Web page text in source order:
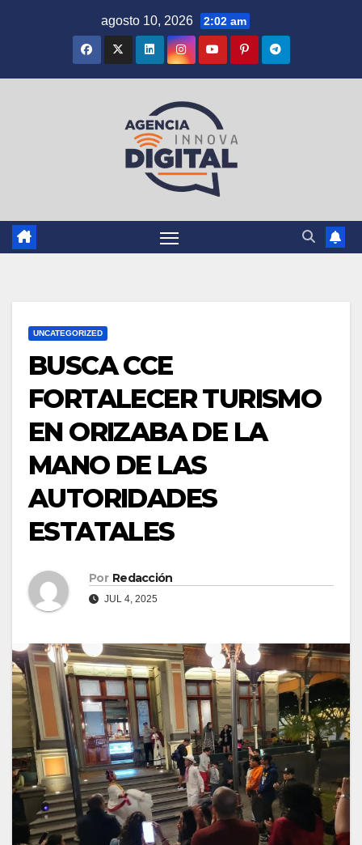
agosto 10, 2026 2:02 am
UNCATEGORIZED
BUSCA CCE
FORTALECER TURISMO
EN ORIZABA DE LA
MANO DE LAS
AUTORIDADES
ESTATALES
Por Redacción
JUL 4, 2025